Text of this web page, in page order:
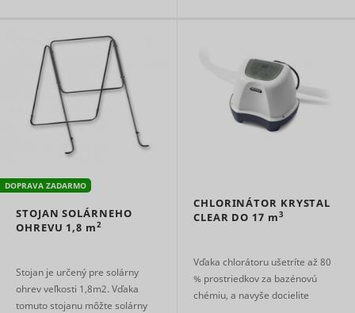
DOPRAVA ZADARMO
STOJAN SOLÁRNEHO
OHREVU1,8 m2
Stojan je určený pre solárny
ohrev veľkosti 1,8m2. Vďaka
tomuto stojanu môžte solárny
CHLORINÁTOR KRYSTAL
CLEAR DO17 m3
Vďaka chlorátoru ušetríte až 80
% prostriedkov za bazénovú
chémiu, a navyše docielite